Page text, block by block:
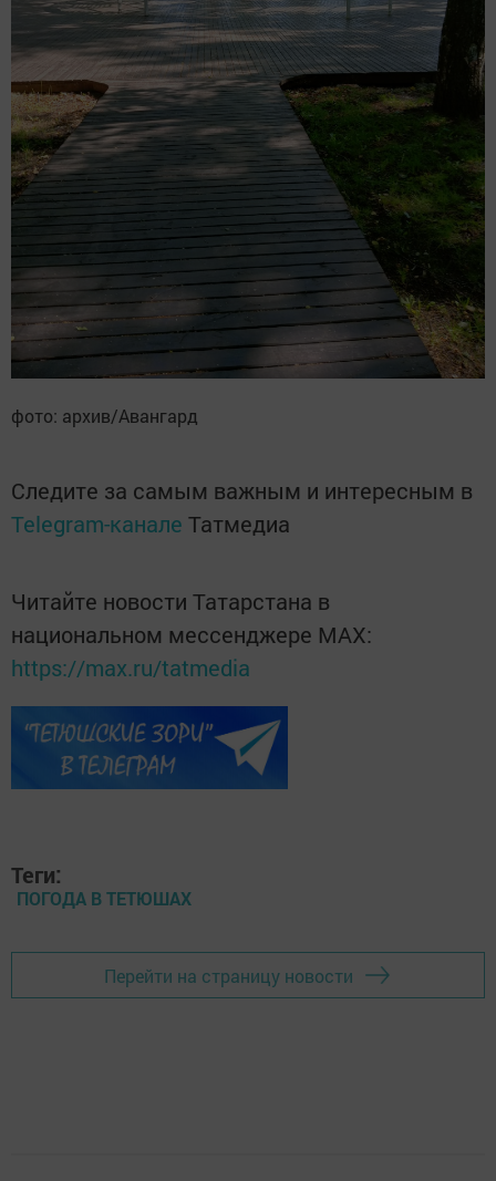
фото: архив/Авангард
Следите за самым важным и интересным в
Telegram-канале Татмедиа
Читайте новости Татарстана в
национальном мессенджере MАХ:
https://max.ru/tatmedia
Теги:
ПОГОДА В ТЕТЮШАХ
Перейти на страницу новости